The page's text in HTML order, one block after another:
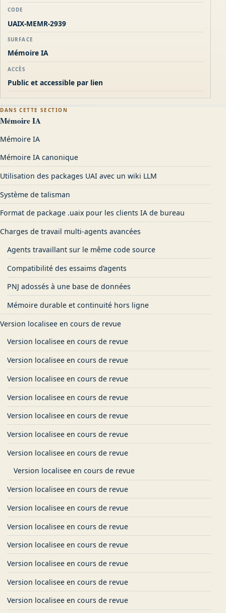
CODE
UAIX-MEMR-2939
SURFACE
Mémoire IA
ACCÈS
Public et accessible par lien
DANS CETTE SECTION
Mémoire IA
Mémoire IA
Mémoire IA canonique
Utilisation des packages UAI avec un wiki LLM
Système de talisman
Format de package .uaix pour les clients IA de bureau
Charges de travail multi-agents avancées
Agents travaillant sur le même code source
Compatibilité des essaims d’agents
PNJ adossés à une base de données
Mémoire durable et continuité hors ligne
Version localisee en cours de revue
Version localisee en cours de revue
Version localisee en cours de revue
Version localisee en cours de revue
Version localisee en cours de revue
Version localisee en cours de revue
Version localisee en cours de revue
Version localisee en cours de revue
Version localisee en cours de revue
Version localisee en cours de revue
Version localisee en cours de revue
Version localisee en cours de revue
Version localisee en cours de revue
Version localisee en cours de revue
Version localisee en cours de revue
Version localisee en cours de revue